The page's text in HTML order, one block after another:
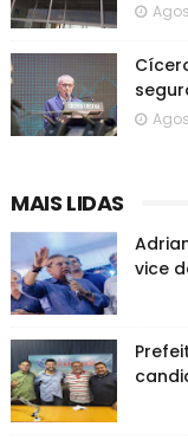
MAIS LIDAS
vice